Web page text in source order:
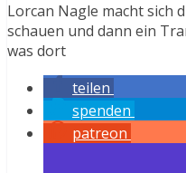
Lorcan Nagle macht sich
schauen und dann ein
was dort
teilen
spenden
patreon